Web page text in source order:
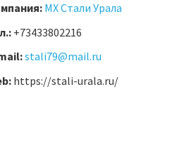
МХ Стали Урала
+73433802216
stali79@mail.ru
https://stali-urala.ru/